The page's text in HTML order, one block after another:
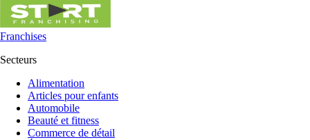
Franchises
Secteurs
Alimentation
Articles pour enfants
Automobile
Beauté et fitness
Commerce de détail